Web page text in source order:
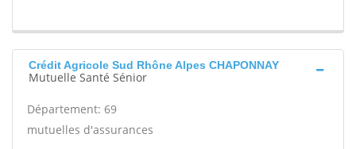
Crédit Agricole Sud Rhône Alpes CHAPONNAY
Mutuelle Santé Sénior
Département: 69
mutuelles d'assurances